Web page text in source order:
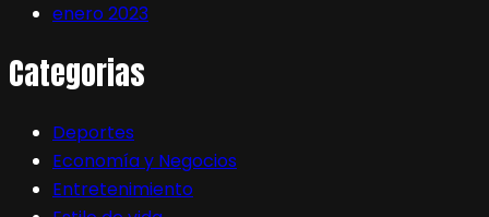
enero 2023
Categorias
Deportes
Economía y Negocios
Entretenimiento